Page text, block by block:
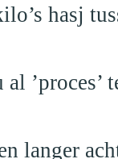
hasj
’proces’
langer